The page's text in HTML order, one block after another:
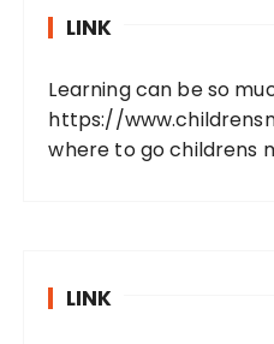
LINK
Learning can be so
https://
where to go childrens
LINK